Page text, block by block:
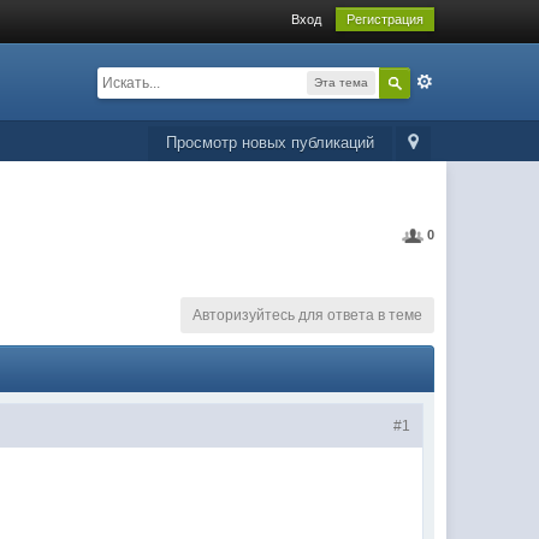
Вход Регистрация
Эта тема
Просмотр новых публикаций
0
Авторизуйтесь для ответа в теме
#1